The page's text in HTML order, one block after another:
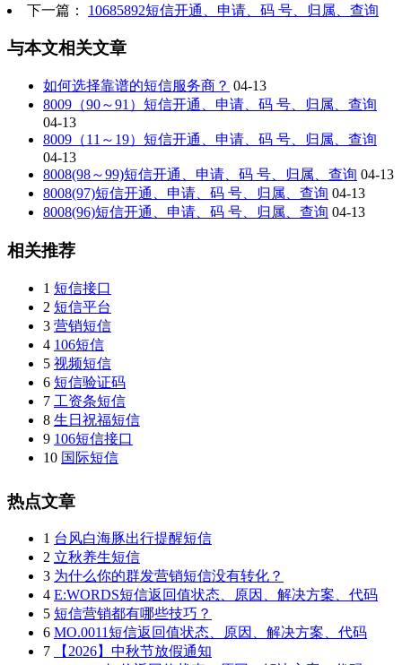
下一篇： 10685892短信开通、申请、码 号、归属、查询
与本文相关文章
如何选择靠谱的短信服务商？ 04-13
8009（90～91）短信开通、申请、码 号、归属、查询
04-13
8009（11～19）短信开通、申请、码 号、归属、查询
04-13
8008(98～99)短信开通、申请、码 号、归属、查询 04-13
8008(97)短信开通、申请、码 号、归属、查询 04-13
8008(96)短信开通、申请、码 号、归属、查询 04-13
相关推荐
1 短信接口
2 短信平台
3 营销短信
4 106短信
5 视频短信
6 短信验证码
7 工资条短信
8 生日祝福短信
9 106短信接口
10 国际短信
热点文章
1 台风白海豚出行提醒短信
2 立秋养生短信
3 为什么你的群发营销短信没有转化？
4 E:WORDS短信返回值状态、原因、解决方案、代码
5 短信营销都有哪些技巧？
6 MO.0011短信返回值状态、原因、解决方案、代码
7
【2026】中秋节放假通知